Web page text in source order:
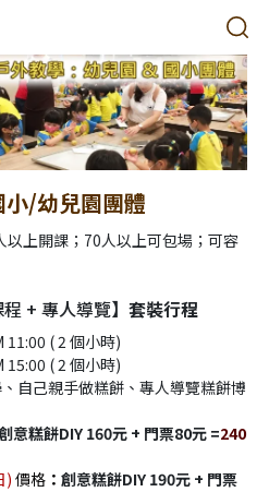
/幼兒園團體
以上開課；70人以上可包場；可容
+ 專人導覽】套裝行程
( 2 個小時)
15:00 ( 2 個小時)
自己親手做糕餅、專人導覽糕餅博
意糕餅DIY 160元 + 門票80元 =240
) 價格 ： 創意糕餅DIY 190元 + 門票